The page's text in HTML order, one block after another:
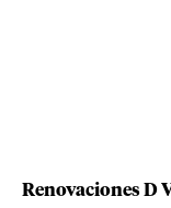
Renovaciones D V